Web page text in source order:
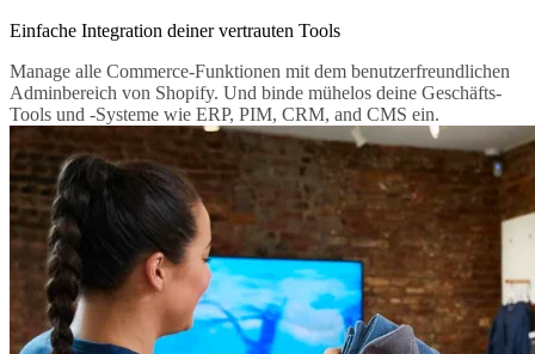
Einfache Integration deiner vertrauten Tools
Manage alle Commerce-Funktionen mit dem benutzerfreundlichen
Adminbereich von Shopify. Und binde mühelos deine Geschäfts-
Tools und -Systeme wie ERP, PIM, CRM, and CMS ein.